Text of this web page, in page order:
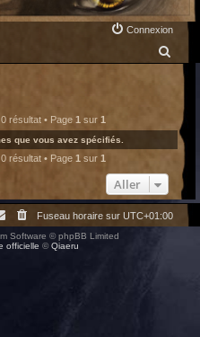
Connexion
h
résultat • Page 1 sur 1
que vous avez spécifiés.
résultat • Page 1 sur 1
Aller
Fuseau horaire sur UTC+01:00
Software © phpBB Limited
officielle ©Qiaeru